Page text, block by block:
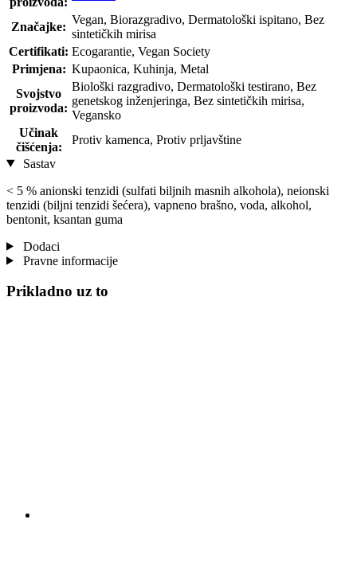
Značajke:
Vegan, Biorazgradivo, Dermatološki ispitano, Bez
sintetičkih mirisa
Certifikati: Ecogarantie, Vegan Society
Primjena: Kupaonica, Kuhinja, Metal
Svojstvo
proizvoda:
Biološki razgradivo, Dermatološki testirano, Bez
genetskog inženjeringa, Bez sintetičkih mirisa,
Vegansko
Učinak
čišćenja:
Protiv kamenca, Protiv prljavštine
Sastav
< 5 % anionski tenzidi (sulfati biljnih masnih alkohola), neionski
tenzidi (biljni tenzidi šećera), vapneno brašno, voda, alkohol,
bentonit, ksantan guma
Dodaci
Pravne informacije
Prikladno uz to